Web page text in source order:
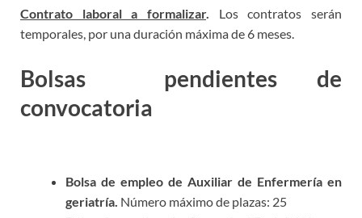
Contrato laboral a formalizar.
Los contratos serán
temporales, por una duración máxima de 6 meses.
Bolsas pendientes de
convocatoria
Bolsa de empleo de Auxiliar de Enfermería en
geriatría. Número máximo de plazas: 25